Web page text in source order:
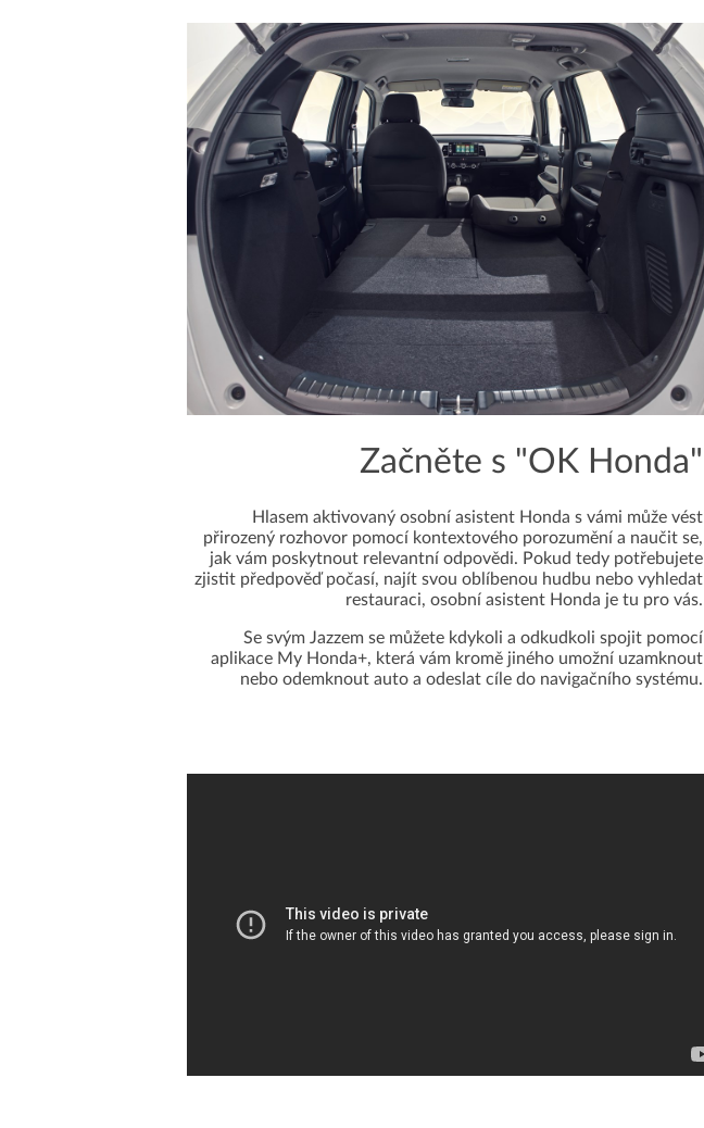
Začněte s "OK Honda"
Hlasem aktivovaný osobní asistent Honda s vámi může vést
přirozený rozhovor pomocí kontextového porozumění a naučit se,
jak vám poskytnout relevantní odpovědi. Pokud tedy potřebujete
zjistit předpověď počasí, najít svou oblíbenou hudbu nebo vyhledat
restauraci, osobní asistent Honda je tu pro vás.
Se svým Jazzem se můžete kdykoli a odkudkoli spojit pomocí
aplikace My Honda+, která vám kromě jiného umožní uzamknout
nebo odemknout auto a odeslat cíle do navigačního systému.